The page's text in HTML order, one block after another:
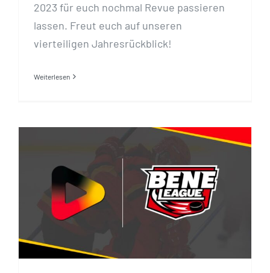
2023 für euch nochmal Revue passieren
lassen. Freut euch auf unseren
vierteiligen Jahresrückblick!
Weiterlesen
Die BeNe-League im Livestream
erleben